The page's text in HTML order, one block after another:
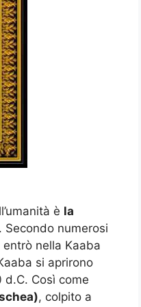
è la
Secondo numerosi
nella Kaaba
si aprirono
d.C. Così come
, colpito a